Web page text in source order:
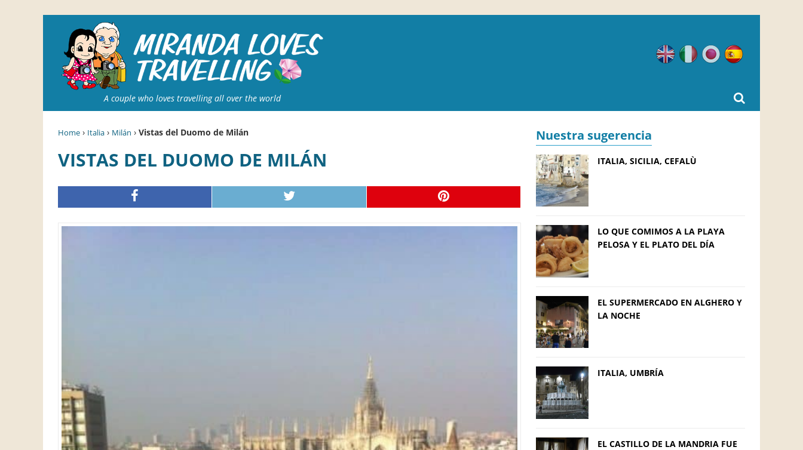
A couple who loves travelling all over the world
Inglés ItalianoJaponés
Home › Italia › Milán › Vistas del Duomo de Milán
VISTAS DEL DUOMO DE MILÁN
Nuestra sugerencia
ITALIA, SICILIA, CEFALÙ
LO QUE COMIMOS A LA PLAYA
PELOSA Y EL PLATO DEL DÍA
EL SUPERMERCADO EN ALGHERO Y
LA NOCHE
ITALIA, UMBRÍA
EL CASTILLO DE LA MANDRIA FUE